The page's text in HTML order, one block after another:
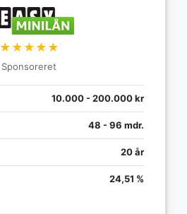
★★★★★
Sponsoreret
10.000 - 200.000 kr
48 - 96 mdr.
20 år
24,51 %